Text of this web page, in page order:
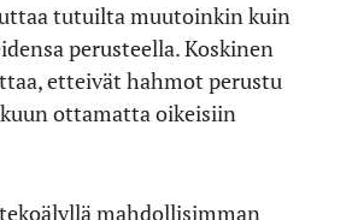
tutuilta muutoinkin kuin
perusteella. Koskinen
etteivät hahmot perustu
ottamatta oikeisiin
mahdollisimman